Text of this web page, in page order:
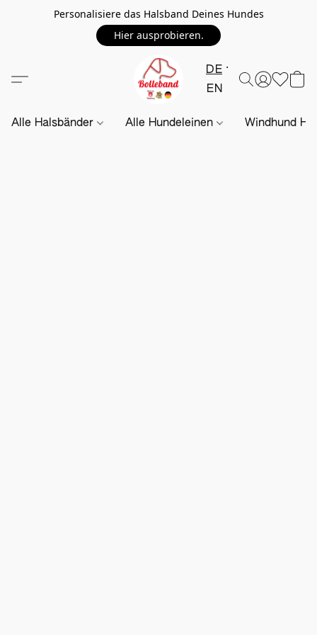
Personalisiere das Halsband Deines Hundes
Hier ausprobieren.
DE
EN
Alle Halsbänder Alle Hundeleinen Windhund